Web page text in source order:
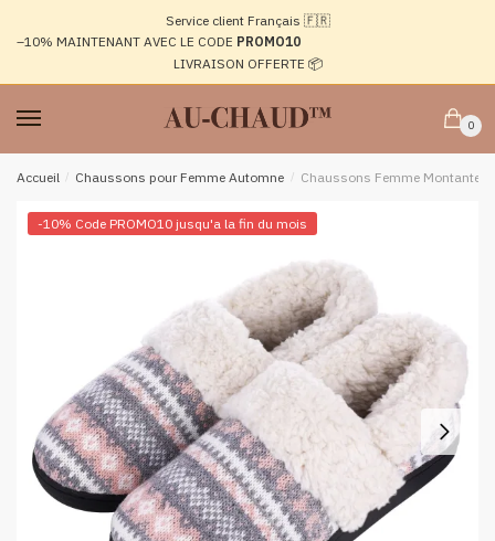
navigation
Service client Français 🇫🇷
–10% MAINTENANT AVEC LE CODE PROMO10
LIVRAISON OFFERTE 📦
0
Accueil / Chaussons pour Femme Automne / Chaussons Femme Montante
-10% Code PROMO10 jusqu'a la fin du mois